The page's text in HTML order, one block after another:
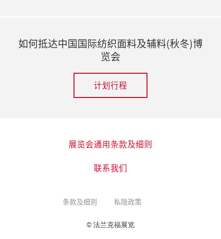
如何抵达中国国际纺织面料及辅料(秋冬)博
览会
计划行程
展览会通用条款及细则
联系我们
条款及细则 私隐政策
© 法兰克福展览